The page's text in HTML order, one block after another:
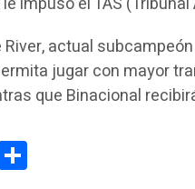
actual
jugar con mayor
que Binacional
LinkedIn